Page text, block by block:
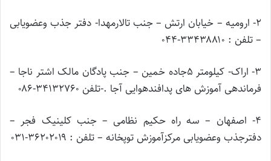
۲- ارومیه – خیابان ارتش – جنب تالارمهدا- دفتر جذب وعضویابی
– تلفن : ۳۳۴۳۸۸۱۰-۰۴۴
۳- اراک- کیلومتر ۵جاده خمین – جنب پادگان مالک اشتر ناجا –
فرماندهی آموزش های پدافندهوایی آجا .-تلفن ۳۴۱۳۲۷۶۰-۰۸۶
۴- اصفهان – سه راه حکیم نظامی – جنب کلینیک فجر –
دفترجذب وعضویابی مرکزآموزش توپخانه – تلفن : ۳۶۲۰۲۰۱۹-۰۳۱